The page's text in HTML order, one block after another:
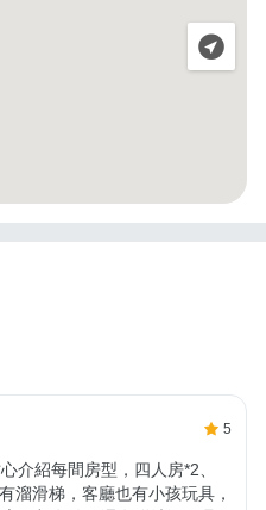
5
介紹每間房型，四人房*2、
溜滑梯，客廳也有小孩玩具，